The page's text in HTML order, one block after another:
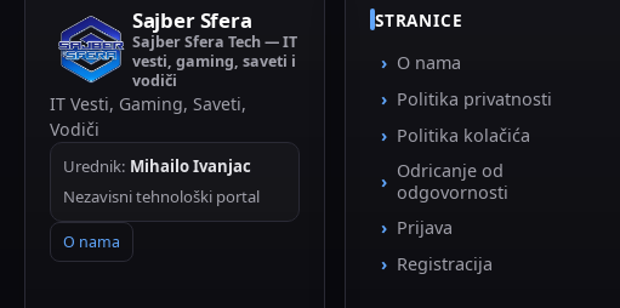
Sajber Sfera
Sajber Sfera Tech — IT
vesti, gaming, saveti i
vodiči
IT Vesti, Gaming, Saveti,
Vodiči
Urednik: Mihailo Ivanjac
Nezavisni tehnološki portal
O nama
STRANICE
O nama
Politika privatnosti
Politika kolačića
Odricanje od
odgovornosti
Prijava
Registracija